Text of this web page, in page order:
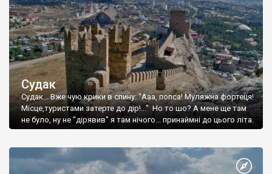
Судак
Судак... Вже чую крики в спину: "Ааа, попса! Муляжна фортеця!
Місце,туристами затерте до дір!..." Но то шо? А мене ще там
не було, ну не "дірявив" я там нічого... принаймні до цього літа.